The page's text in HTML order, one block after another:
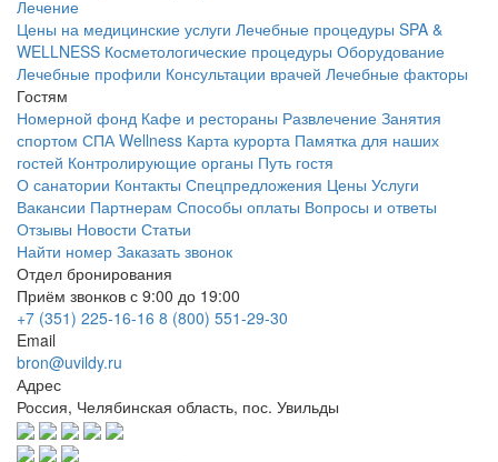
Лечение
Цены на медицинские услуги Лечебные процедуры SPA &
WELLNESS Косметологические процедуры Оборудование
Лечебные профили Консультации врачей Лечебные факторы
Гостям
Номерной фонд Кафе и рестораны Развлечение Занятия
спортом СПА Wellness Карта курорта Памятка для наших
гостей Контролирующие органы Путь гостя
О санатории Контакты Спецпредложения Цены Услуги
Вакансии Партнерам Способы оплаты Вопросы и ответы
Отзывы Новости Статьи
Найти номер Заказать звонок
Отдел бронирования
Приём звонков с 9:00 до 19:00
+7 (351) 225-16-16 8 (800) 551-29-30
Email
bron@uvildy.ru
Адрес
Россия, Челябинская область, пос. Увильды